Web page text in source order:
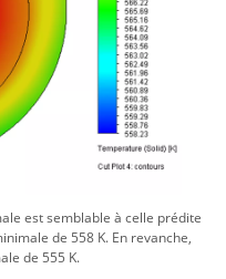
est semblable à celle prédite
de 558 K. En revanche,
de 555 K.